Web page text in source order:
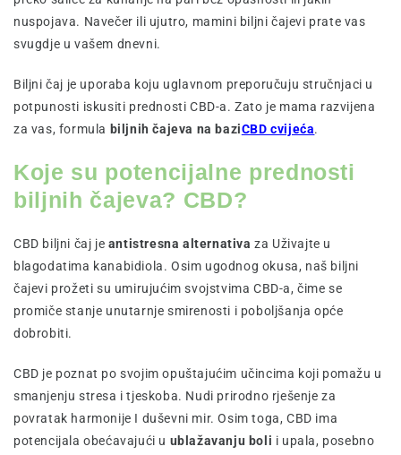
nuspojava. Navečer ili ujutro, mamini biljni čajevi prate vas
svugdje u vašem dnevni.
Biljni čaj je uporaba koju uglavnom preporučuju stručnjaci u
potpunosti iskusiti prednosti CBD-a. Zato je mama razvijena
za vas, formula biljnih čajeva na baziCBD cvijeća.
Koje su potencijalne prednosti
biljnih čajeva? CBD?
CBD biljni čaj je antistresna alternativa za Uživajte u
blagodatima kanabidiola. Osim ugodnog okusa, naš biljni
čajevi prožeti su umirujućim svojstvima CBD-a, čime se
promiče stanje unutarnje smirenosti i poboljšanja opće
dobrobiti.
CBD je poznat po svojim opuštajućim učincima koji pomažu u
smanjenju stresa i tjeskoba. Nudi prirodno rješenje za
povratak harmonije I duševni mir. Osim toga, CBD ima
potencijala obećavajući u ublažavanju boli i upala, posebno